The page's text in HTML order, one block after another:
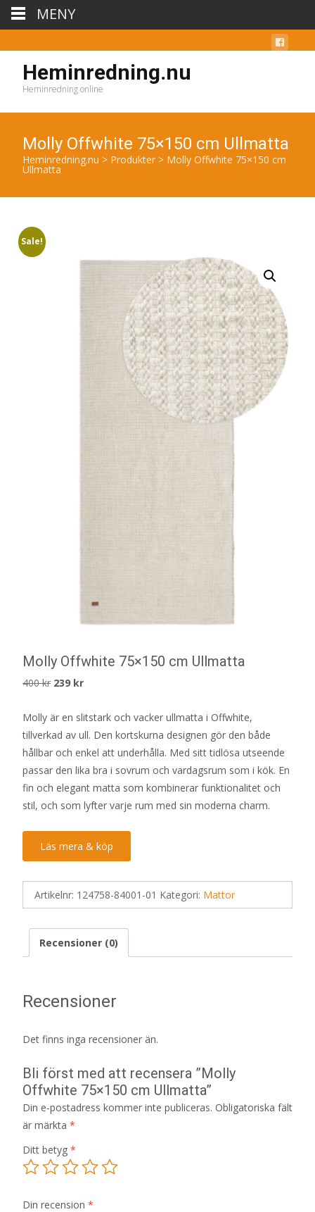
Heminredning.nu
Heminredning online
Molly Offwhite 75×150 cm Ullmatta
Heminredning.nu > Produkter > Molly Offwhite 75×150 cm
Ullmatta
Sale!
Molly Offwhite 75×150 cm Ullmatta
400kr Det
priset
var:
400 kr.
239 krDet
priset
är:
239 kr.
Molly är en slitstark och vacker ullmatta i Offwhite,
tillverkad av ull. Den kortskurna designen gör den både
hållbar och enkel att underhålla. Med sitt tidlösa utseende
passar den lika bra i sovrum och vardagsrum som i kök. En
fin och elegant matta som kombinerar funktionalitet och
stil, och som lyfter varje rum med sin moderna charm.
Läs mera & köp
Artikelnr: 124758-84001-01 Kategori: Mattor
Recensioner (0)
Recensioner
Det finns inga recensioner än.
Bli först med att recensera ”Molly
Offwhite 75×150 cm Ullmatta”
Din e-postadress kommer inte publiceras. Obligatoriska fält
är märkta *
Ditt betyg *
Din recension *
MENY